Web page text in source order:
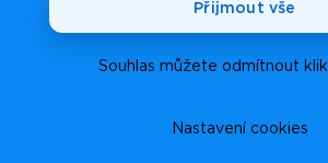
Nastavení cookies
Souhlas můžete odmítnout
Přijmout vše